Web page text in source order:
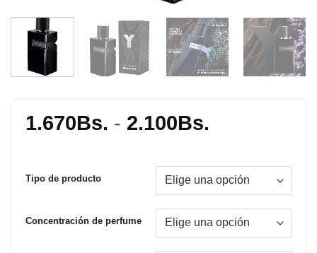
1.670Bs. - 2.100Bs.
precios:
desde
1.670Bs.
hasta
2.100Bs.
Tipo de producto
Concentración de perfume